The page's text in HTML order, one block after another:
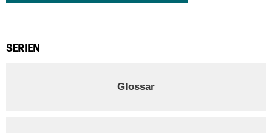
SERIEN
Glossar